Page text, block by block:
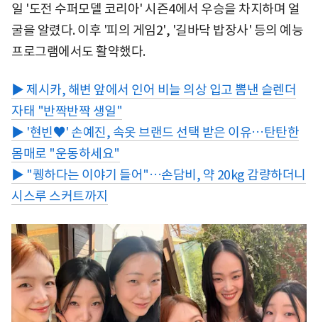
일 '도전 수퍼모델 코리아' 시즌4에서 우승을 차지하며 얼
굴을 알렸다. 이후 '피의 게임2', '길바닥 밥장사' 등의 예능
프로그램에서도 활약했다.
▶ 제시카, 해변 앞에서 인어 비늘 의상 입고 뽐낸 슬렌더
자태 "반짝반짝 생일"
▶ '현빈♥' 손예진, 속옷 브랜드 선택 받은 이유…탄탄한
몸매로 "운동하세요"
▶ "퀭하다는 이야기 들어"…손담비, 약 20kg 감량하더니
시스루 스커트까지